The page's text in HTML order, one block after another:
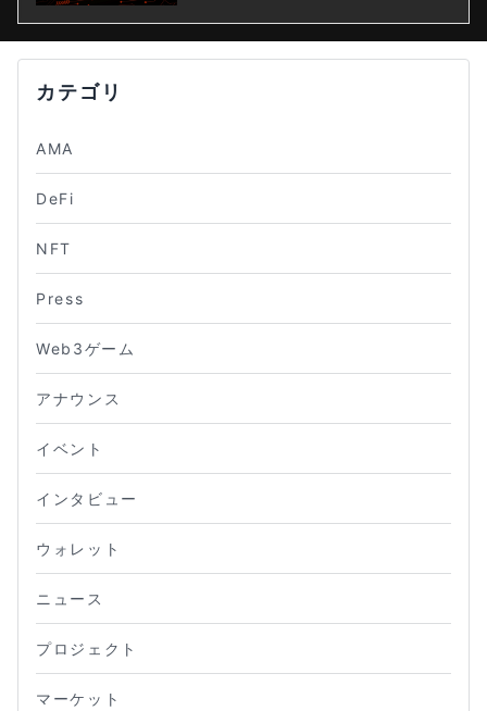
カテゴリ
AMA
DeFi
NFT
Press
Web3ゲーム
アナウンス
イベント
インタビュー
ウォレット
ニュース
プロジェクト
マーケット